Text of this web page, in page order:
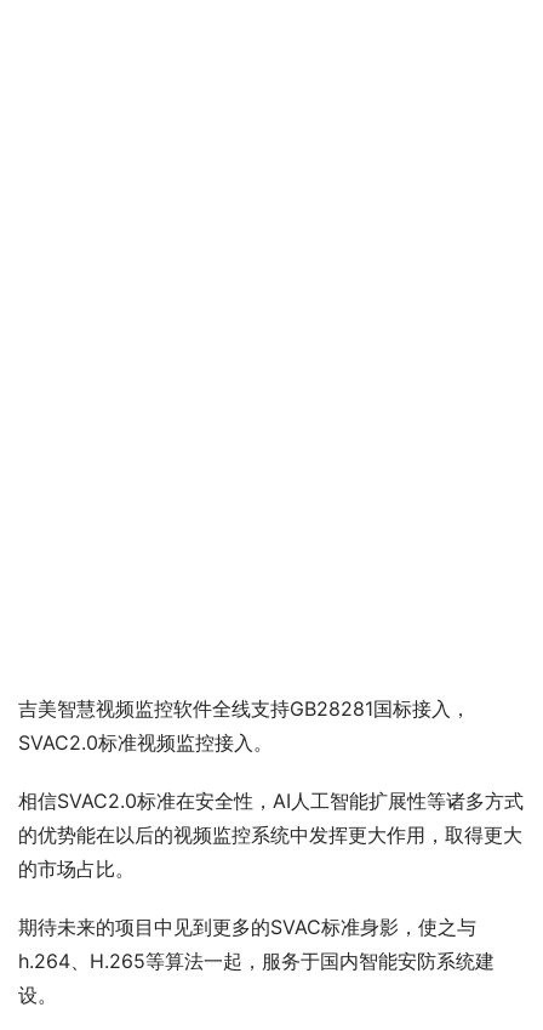
吉美智慧视频监控软件全线支持GB28281国标接入，
SVAC2.0标准视频监控接入。
相信SVAC2.0标准在安全性，AI人工智能扩展性等诸多方式
的优势能在以后的视频监控系统中发挥更大作用，取得更大
的市场占比。
期待未来的项目中见到更多的SVAC标准身影，使之与
h.264、H.265等算法一起，服务于国内智能安防系统建
设。